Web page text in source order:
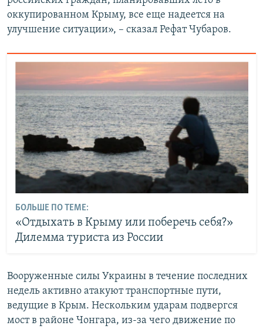
оккупированном Крыму, все еще надеется на
улучшение ситуации», – сказал Рефат Чубаров.
БОЛЬШЕ ПО ТЕМЕ:
«Отдыхать в Крыму или поберечь себя?»
Дилемма туриста из России
Вооруженные силы Украины в течение последних
недель активно атакуют транспортные пути,
ведущие в Крым. Нескольким ударам подвергся
мост в районе Чонгара, из-за чего движение по